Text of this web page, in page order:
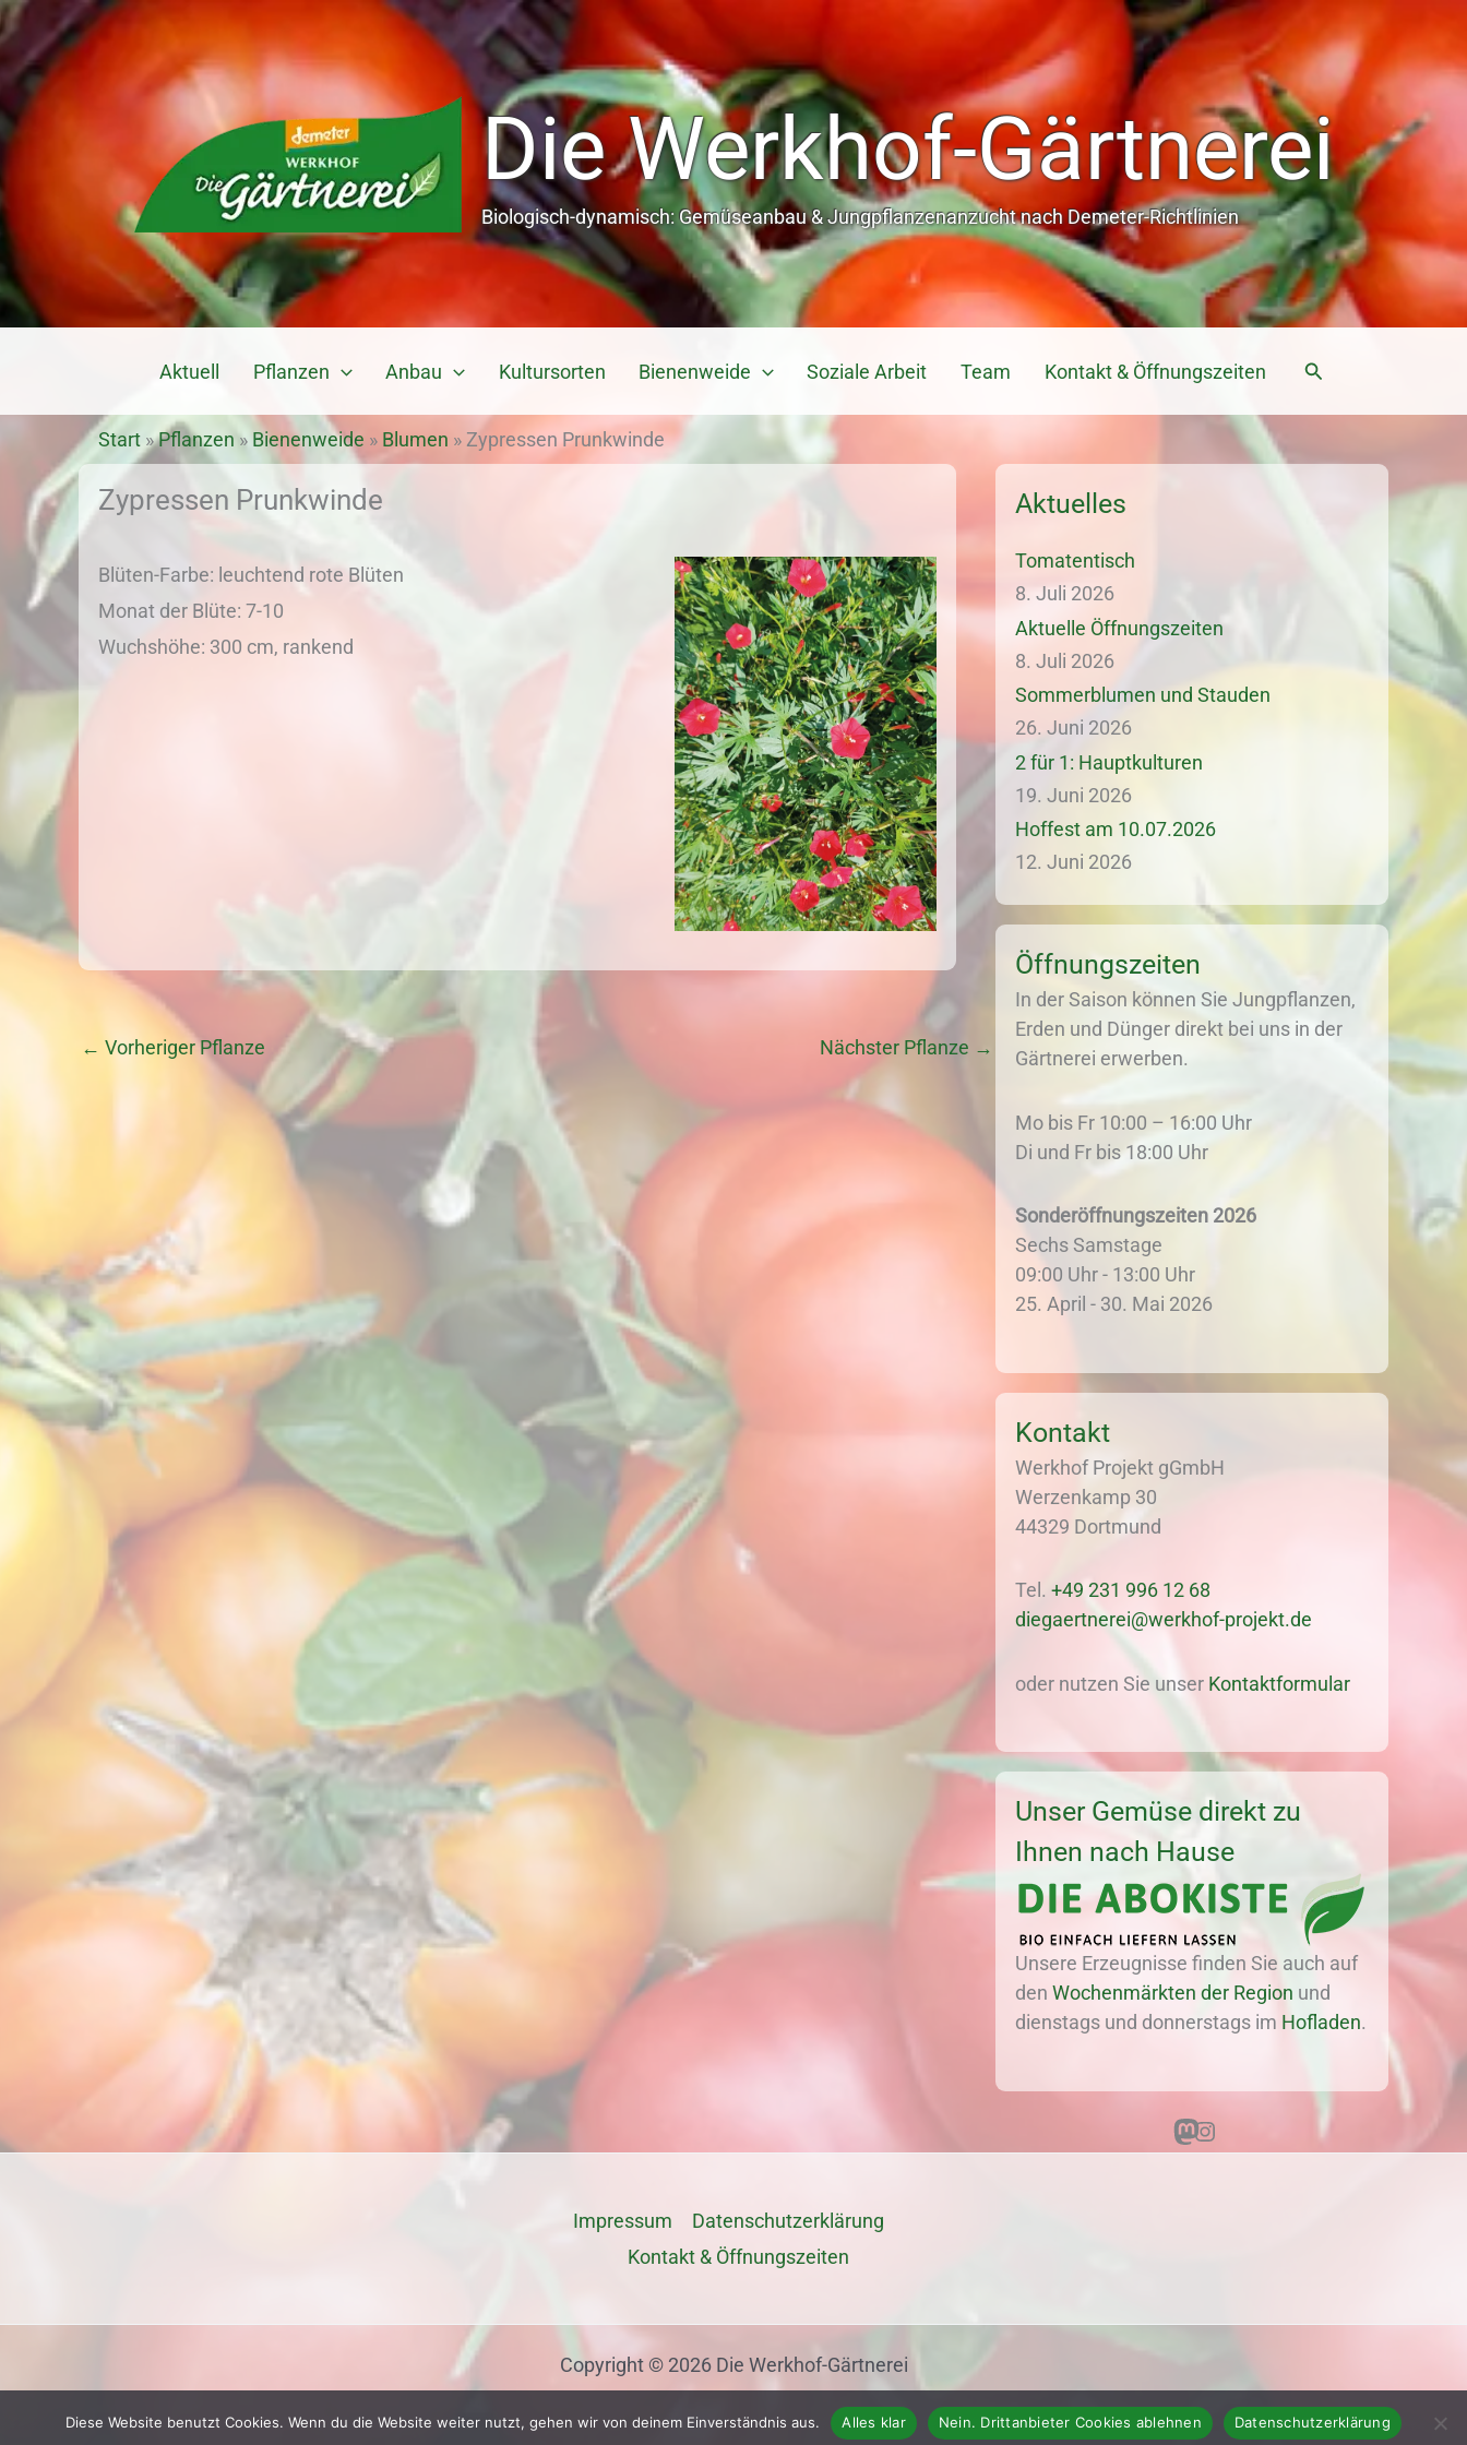
Zum
Inhalt
springen
Die Werkhof-Gärtnerei
Biologisch-dynamisch: Gemüseanbau & Jungpflanzenanzucht nach Demeter-Richtlinien
Aktuell Pflanzen Anbau Kultursorten Bienenweide Soziale Arbeit Team Kontakt & Öffnungszeiten Suchen
Start »Pflanzen » Bienenweide » Blumen » Zypressen Prunkwinde
Zypressen Prunkwinde
Blüten-Farbe: leuchtend rote Blüten
Monat der Blüte: 7-10
Wuchshöhe: 300 cm, rankend
← Vorheriger Pflanze Nächster Pflanze →
Aktuelles
Tomatentisch
8. Juli 2026
Aktuelle Öffnungszeiten
8. Juli 2026
Sommerblumen und Stauden
26. Juni 2026
2 für 1: Hauptkulturen
19. Juni 2026
Hoffest am 10.07.2026
12. Juni 2026
Öffnungszeiten
In der Saison können Sie Jungpflanzen,
Erden und Dünger direkt bei uns in der
Gärtnerei erwerben.
Mo bis Fr 10:00 – 16:00 Uhr
Di und Fr bis 18:00 Uhr
Sonderöffnungszeiten 2026
Sechs Samstage
09:00 Uhr - 13:00 Uhr
25. April - 30. Mai 2026
Kontakt
Werkhof Projekt gGmbH
Werzenkamp 30
44329 Dortmund
Tel. +49 231 996 12 68
diegaertnerei@werkhof-projekt.de
oder nutzen Sie unser Kontaktformular
Unser Gemüse direkt zu
Ihnen nach Hause
Unsere Erzeugnisse finden Sie auch auf
den Wochenmärkten der Region und
dienstags und donnerstags im Hofladen.
MastodonInstagram
Impressum
Datenschutz­erklärung
Kontakt & Öffnungszeiten
Copyright © 2026 Die Werkhof-Gärtnerei
Diese Website benutzt Cookies. Wenn du die Website weiter nutzt, gehen wir von deinem Einverständnis aus. Alles klar Nein. Drittanbieter Cookies ablehnen Datenschutzerklärung